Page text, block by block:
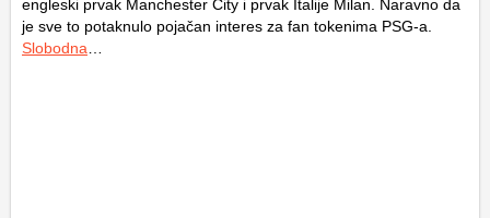
engleski prvak Manchester City i prvak Italije Milan. Naravno da
je sve to potaknulo pojačan interes za fan tokenima PSG-a.
Slobodna…